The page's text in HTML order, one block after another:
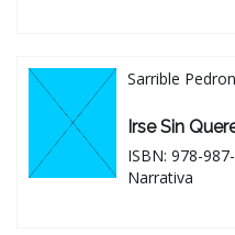
Sarrible
Irse Sin
ISBN: 978-
Narrativa